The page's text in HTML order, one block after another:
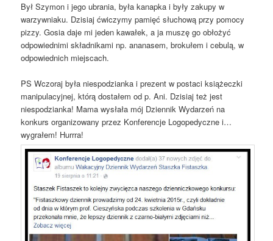
Był Szymon i jego ubrania, była kanapka i były zakupy w
warzywniaku. Dzisiaj ćwiczymy pamięć słuchową przy pomocy
pizzy. Gosia daje mi jeden kawałek, a ja muszę go obłożyć
odpowiednimi składnikami np. ananasem, brokułem i cebulą, w
odpowiednich miejscach.
PS Wczoraj była niespodzianka i prezent w postaci książeczki
manipulacyjnej, którą dostałem od p. Ani. Dzisiaj też jest
niespodzianka! Mama wysłała mój Dziennik Wydarzeń na
konkurs organizowany przez Konferencje Logopedyczne i…
wygrałem! Hurrra!